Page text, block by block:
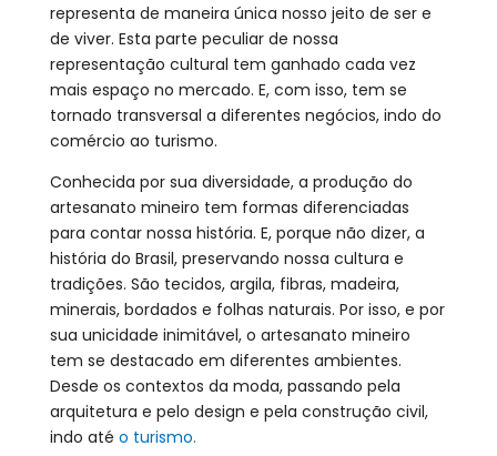
representa de maneira única nosso jeito de ser e
de viver. Esta parte peculiar de nossa
representação cultural tem ganhado cada vez
mais espaço no mercado. E, com isso, tem se
tornado transversal a diferentes negócios, indo do
comércio ao turismo.
Conhecida por sua diversidade, a produção do
artesanato mineiro tem formas diferenciadas
para contar nossa história. E, porque não dizer, a
história do Brasil, preservando nossa cultura e
tradições. São tecidos, argila, fibras, madeira,
minerais, bordados e folhas naturais. Por isso, e por
sua unicidade inimitável, o artesanato mineiro
tem se destacado em diferentes ambientes.
Desde os contextos da moda, passando pela
arquitetura e pelo design e pela construção civil,
indo até o turismo.